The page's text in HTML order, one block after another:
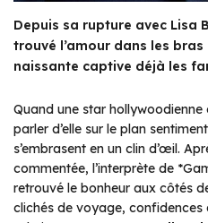
Depuis sa rupture avec Lisa
trouvé l’amour dans les
naissante captive déjà les
Quand une star
parler d’elle sur le plan
s’embrasent en un clin d’œil.
commentée, l’interprète de
retrouvé le bonheur aux côtés
clichés de voyage, confidences